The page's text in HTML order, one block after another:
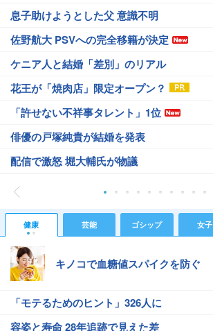
息子助けようとした父 意識不明
佐野航大 PSVへの完全移籍が決定
ケニア人と結婚「差別」のリアル
花王が「焼肉店」限定オープン？
「許せない不祥事タレント」1位
俳優の戸塚純貴が結婚を発表
配信で激怒 堀大輔氏が物議
健康 芸能 ゴシップ 女子
キノコで血糖値スパイクを防ぐ
「モテるためのヒント」326人に
容姿と寿命 28年追跡で見えた差